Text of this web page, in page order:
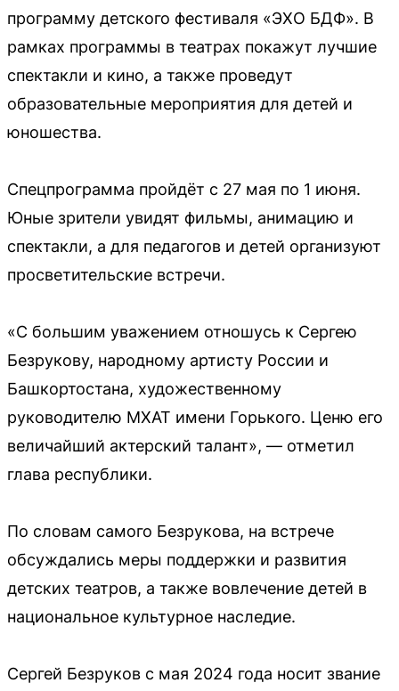
программу детского фестиваля «ЭХО БДФ». В
рамках программы в театрах покажут лучшие
спектакли и кино, а также проведут
образовательные мероприятия для детей и
юношества.
Спецпрограмма пройдёт с 27 мая по 1 июня.
Юные зрители увидят фильмы, анимацию и
спектакли, а для педагогов и детей организуют
просветительские встречи.
«С большим уважением отношусь к Сергею
Безрукову, народному артисту России и
Башкортостана, художественному
руководителю МХАТ имени Горького. Ценю его
величайший актерский талант», — отметил
глава республики.
По словам самого Безрукова, на встрече
обсуждались меры поддержки и развития
детских театров, а также вовлечение детей в
национальное культурное наследие.
Сергей Безруков с мая 2024 года носит звание